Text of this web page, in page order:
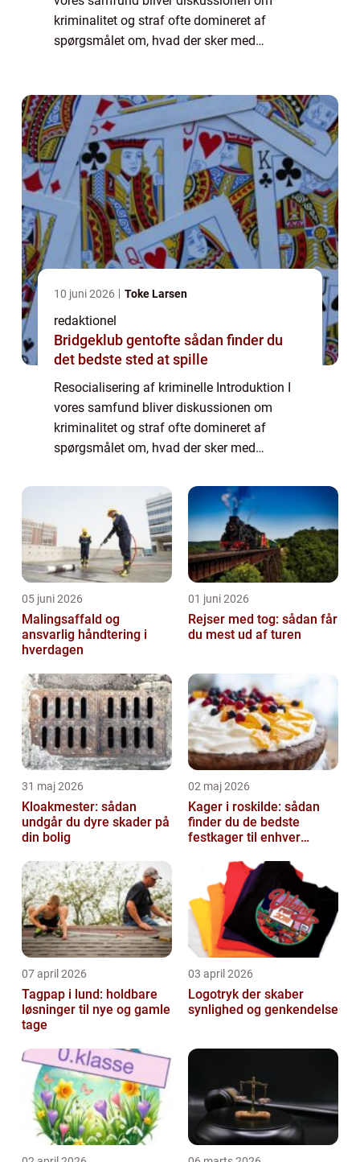
kriminalitet og straf ofte domineret af
spørgsmålet om, hvad der sker med
vigtig del af rets...
10 juni 2026 Toke Larsen
redaktionel
Bridgeklub gentofte sådan finder du
det bedste sted at spille
Resocialisering af kriminelle Introduktion I
vores samfund bliver diskussionen om
kriminalitet og straf ofte domineret af
spørgsmålet om, hvad der sker med
Resocialisering af kriminelle er blevet en
vigtig del af rets...
05 juni 2026
Malingsaffald og
ansvarlig håndtering i
hverdagen
01 juni 2026
Rejser med tog: sådan får
du mest ud af turen
31 maj 2026
Kloakmester: sådan
undgår du dyre skader på
din bolig
02 maj 2026
Kager i roskilde: sådan
finder du de bedste
festkager til enhver
07 april 2026
Tagpap i lund: holdbare
løsninger til nye og gamle
tage
03 april 2026
Logotryk der skaber
synlighed og genkendelse